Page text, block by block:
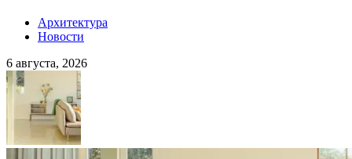
Архитектура
Новости
6 августа, 2026